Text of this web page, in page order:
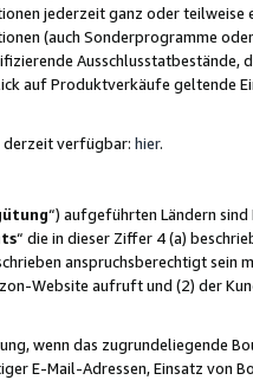
jederzeit ganz oder
(auch Sonderprogramme
Ausschlusstatbestände,
auf Produktverkäufe geltende
derzeit verfügbar: hier.
“) aufgeführten Ländern
“ die in dieser Ziffer 4 (a)
anspruchsberechtigt sein
Website aufruft und (2) der
wenn das zugrundeliegende
E-Mail-Adressen, Einsatz von